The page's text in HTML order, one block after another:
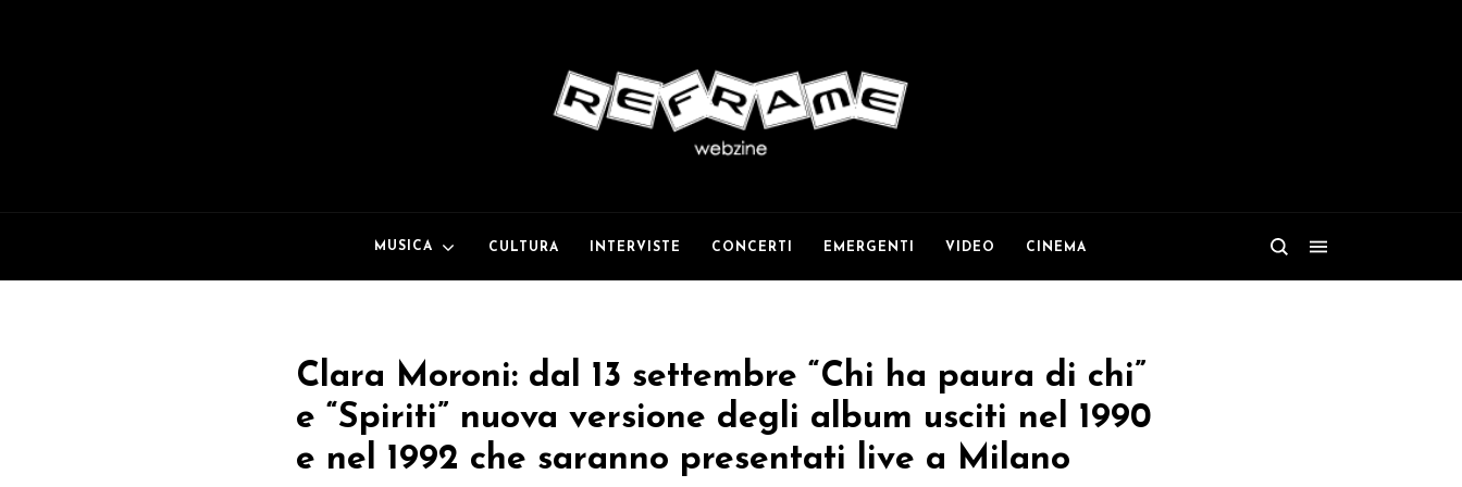
MUSICA CULTURA INTERVISTE CONCERTI EMERGENTI VIDEO CINEMA
Clara Moroni: dal 13 settembre “Chi ha paura di chi”
e “Spiriti” nuova versione degli album usciti nel 1990
e nel 1992 che saranno presentati live a Milano